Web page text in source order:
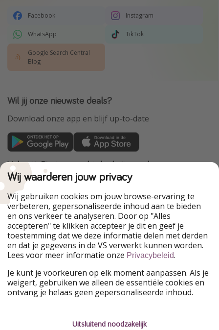
Facebook Instagram
WhatsApp TikTok
Google Search Central
Blog
Wil jij onze nieuwste deals?
Download onze app en blijf up-to-date
VakantiePiraten maakt deel uit van de
HolidayPirates Group
Onze markten
PiratinViaggio
HolidayPirates
WakacyjniPiraci
VoyagesPirates
Ferienpiraten
Urlaubspiraten
Urlaubspiraten
ViajerosPiratas
TravelPirates
HolidayPirates Group
Leer ons kennen Juridisch
Wij waarderen jouw privacy
Wij gebruiken cookies om jouw browse-ervaring te
verbeteren, gepersonaliseerde inhoud aan te bieden
en ons verkeer te analyseren. Door op "Alles
accepteren" te klikken accepteer je dit en geef je
toestemming dat we deze informatie delen met derden
en dat je gegevens in de VS verwerkt kunnen worden.
Lees voor meer informatie onze Privacybeleid.
Je kunt je voorkeuren op elk moment aanpassen. Als je
weigert, gebruiken we alleen de essentiële cookies en
ontvang je helaas geen gepersonaliseerde inhoud.
Uitsluitend noodzakelijk